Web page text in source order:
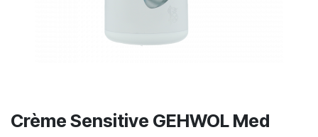
Crème Sensitive GEHWOL Med